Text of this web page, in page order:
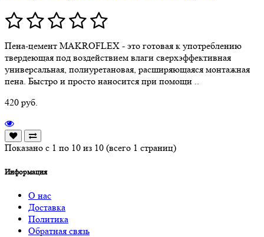
Пена-цемент MAKROFLEX - это готовая к употреблению
твердеющая под воздействием влаги сверхэффективная
универсальная, полиуретановая, расширяющаяся монтажная
пена. Быстро и просто наносится при помощи ..
420 руб.
Показано с 1 по 10 из 10 (всего 1 страниц)
Информация
О нас
Доставка
Политика
Обратная связь